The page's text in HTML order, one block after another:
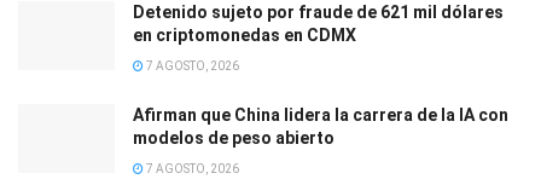
Detenido sujeto por fraude de 621 mil dólares
en criptomonedas en CDMX
7 AGOSTO, 2026
Afirman que China lidera la carrera de la IA con
modelos de peso abierto
7 AGOSTO, 2026